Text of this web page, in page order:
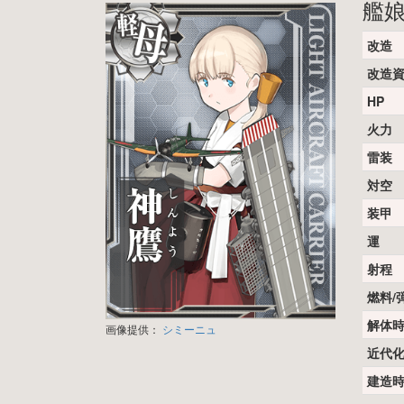
画像提供： シミーニュ
艦
改造
改造
HP
火力
雷装
対空
装甲
運
射程
燃料/
解体
近代
建造